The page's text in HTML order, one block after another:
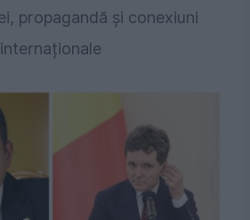
propagandă și conexiuni
internaționale